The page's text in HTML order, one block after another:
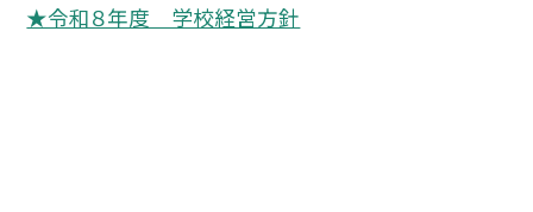
★令和８年度 学校経営方針